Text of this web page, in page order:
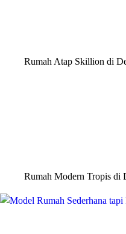
Rumah Atap Skillion di
Rumah Modern Tropis di